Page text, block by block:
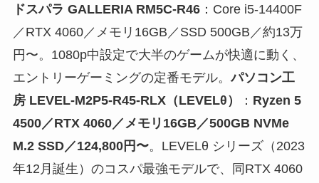
ドスパラ GALLERIA RM5C-R46：Core i5-14400F
／RTX 4060／メモリ16GB／SSD 500GB／約13万
円〜。1080p中設定で大半のゲームが快適に動く、
エントリーゲーミングの定番モデル。パソコン工
房 LEVEL-M2P5-R45-RLX（LEVELθ）
： Ryzen 5
4500／RTX 4060／メモリ16GB／500GB NVMe
M.2 SSD／124,800円〜。LEVELθ シリーズ（2023
年12月誕生）のコスパ最強モデルで、同RTX 4060